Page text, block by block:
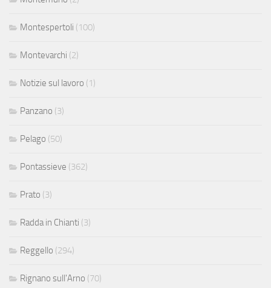
Montespertoli (100)
Montevarchi (2)
Notizie sul lavoro (1)
Panzano (3)
Pelago (50)
Pontassieve (362)
Prato (3)
Radda in Chianti (3)
Reggello (294)
Rignano sull'Arno (70)